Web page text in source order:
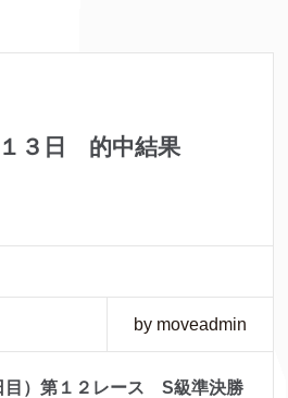
１３日 的中結果
by moveadmin
目）第１２レース S級準決勝